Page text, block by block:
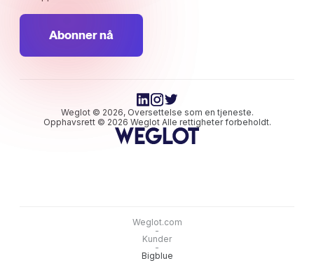
Abonner nå
Weglot © 2026, Oversettelse som en tjeneste.
Opphavsrett © 2026 Weglot Alle rettigheter forbeholdt.
Weglot.com
-
Kunder
-
Bigblue